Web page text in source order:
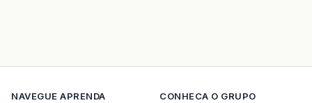
NAVEGUE APRENDA
CONHECA O GRUPO